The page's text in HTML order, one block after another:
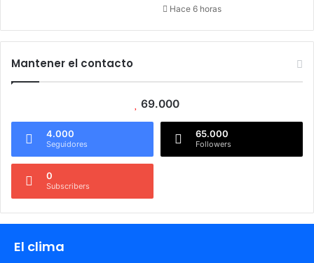
Hace 6 horas
Mantener el contacto
69.000
4.000
Seguidores
65.000
Followers
0
Subscribers
El clima